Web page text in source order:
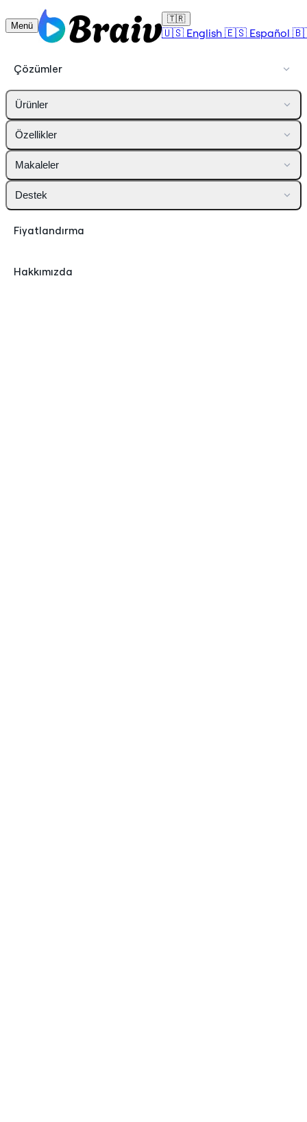
Menü
🇹🇷
🇺🇸 English 🇪🇸 Español
Çözümler
Ürünler
Özellikler
Makaleler
Destek
Fiyatlandırma
Hakkımızda